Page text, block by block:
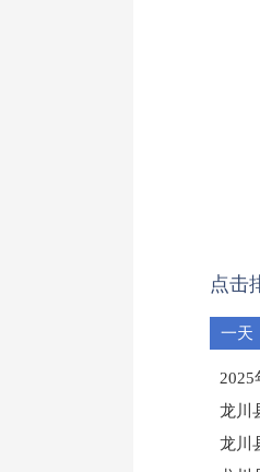
点击
一天
龙川
龙川